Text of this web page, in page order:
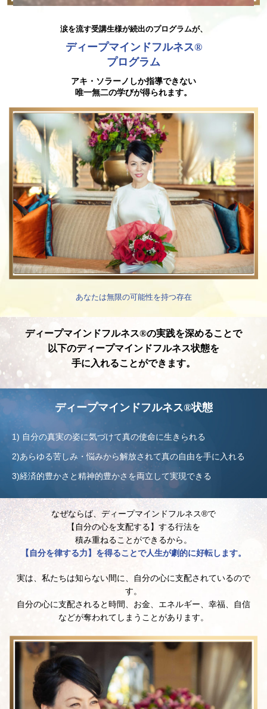
涙を流す受講生様が続出のプログラムが、
ディープマインドフルネス®︎
プログラム
アキ・ソラーノしか指導できない
唯一無二の学びが得られます。
あなたは無限の可能性を持つ存在
ディープマインドフルネス®︎の実践を深めることで
以下のディープマインドフルネス状態を
手に入れることができます。
ディープマインドフルネス®︎状態
1) 自分の真実の姿に気づけて真の使命に生きられる
2)あらゆる苦しみ・悩みから解放されて真の自由を手に入れる
3)経済的豊かさと精神的豊かさを両立して実現できる
なぜならば、ディープマインドフルネス®︎で
【自分の心を支配する】する行法を
積み重ねることができるから。
【自分を律する力】を得ることで人生が劇的に好転します。
実は、私たちは知らない間に、自分の心に支配されているので
す。
自分の心に支配されると時間、お金、エネルギー、幸福、自信
などが奪われてしまうことがあります。